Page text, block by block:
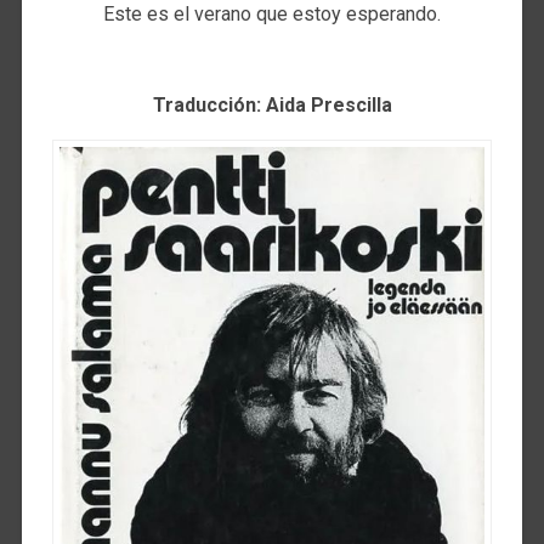
Este es el verano que estoy esperando.
Traducción: Aida Prescilla